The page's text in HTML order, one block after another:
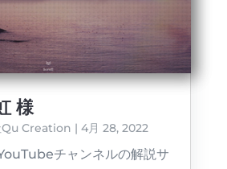
様
Qu Creation | 4月 28, 2022
チャンネルの解説サ